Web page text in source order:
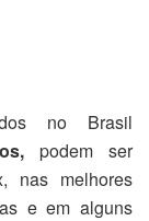
no Brasil
podem ser
nas melhores
e em alguns